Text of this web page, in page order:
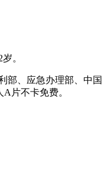
。
部、应急办理部、中国
片不卡免费。